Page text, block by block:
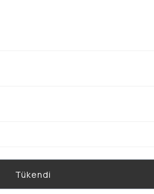
Tükendi